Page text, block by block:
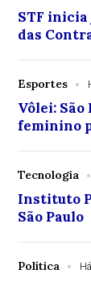
STF
das
Esportes
Vôlei: São
feminino
Tecnologia
Instituto
São Paulo
Política